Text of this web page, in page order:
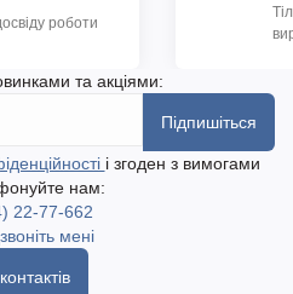
роботи
та акціями:
Підпишіться
і згоден з вимогами
нам:
22-77-662
мені